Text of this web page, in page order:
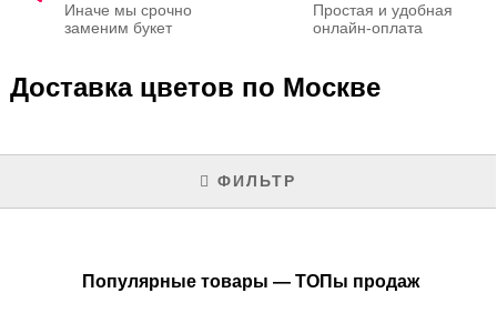
Иначе мы срочно
заменим букет
Простая и удобная
онлайн-оплата
Доставка цветов по Москве
ФИЛЬТР
Популярные товары — ТОПы продаж